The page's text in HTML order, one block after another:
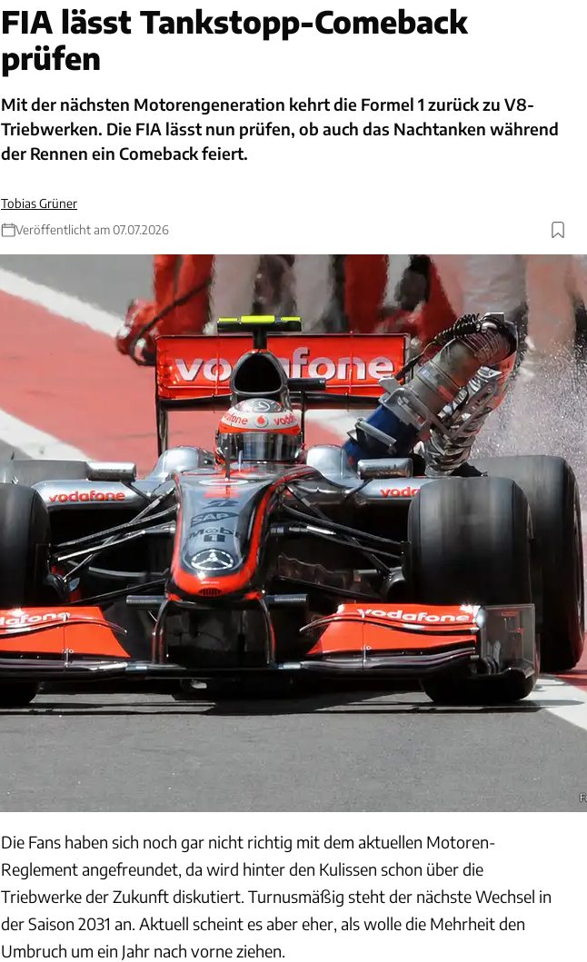
FIA lässt Tankstopp-Comeback
prüfen
Mit der nächsten Motorengeneration kehrt die Formel 1 zurück zu V8-
Triebwerken. Die FIA lässt nun prüfen, ob auch das Nachtanken während
der Rennen ein Comeback feiert.
Tobias Grüner
Veröffentlicht am 07.07.2026
Die Fans haben sich noch gar nicht richtig mit dem aktuellen Motoren-
Reglement angefreundet, da wird hinter den Kulissen schon über die
Triebwerke der Zukunft diskutiert. Turnusmäßig steht der nächste Wechsel in
der Saison 2031 an. Aktuell scheint es aber eher, als wolle die Mehrheit den
Umbruch um ein Jahr nach vorne ziehen.